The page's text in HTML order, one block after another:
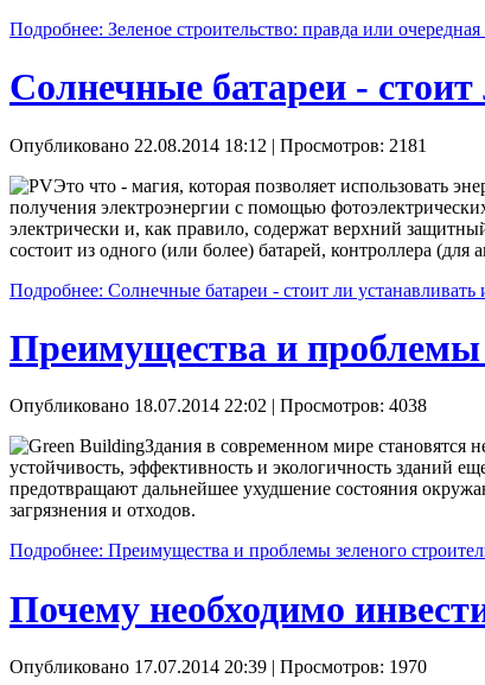
Подробнее: Зеленое строительство: правда или
Солнечные батареи -
Опубликовано 22.08.2014 18:12 | Просмотров: 2181
Это что - магия, которая позволяет использовать
получения электроэнергии с помощью
электрически и, как правило, содержат верхний
состоит из одного (или более) батарей, контроллера
Подробнее: Солнечные батареи - стоит ли
Преимущества и проблемы
Опубликовано 18.07.2014 22:02 | Просмотров: 4038
Здания в современном мире становятся
устойчивость, эффективность и экологичность зданий
предотвращают дальнейшее ухудшение состояния
загрязнения и отходов.
Подробнее: Преимущества и проблемы зеленого
Почему необходимо
Опубликовано 17.07.2014 20:39 | Просмотров: 1970